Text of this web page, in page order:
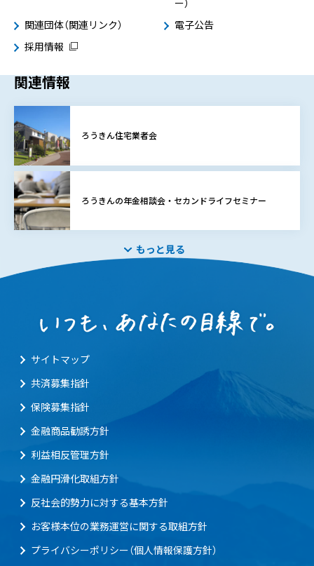
ー）
関連団体（関連リンク）
電子公告
採用情報
関連情報
ろうきん住宅業者会
ろうきんの年金相談会・セカンドライフセミナー
もっと見る
サイトマップ
共済募集指針
保険募集指針
金融商品勧誘方針
利益相反管理方針
金融円滑化取組方針
反社会的勢力に対する基本方針
お客様本位の業務運営に関する取組方針
プライバシーポリシー（個人情報保護方針）